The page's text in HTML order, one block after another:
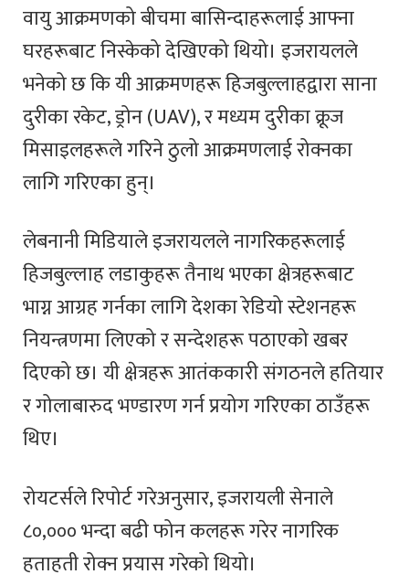
वायु आक्रमणको बीचमा बासिन्दाहरूलाई आफ्ना
घरहरूबाट निस्केको देखिएको थियो। इजरायलले
भनेको छ कि यी आक्रमणहरू हिजबुल्लाहद्वारा साना
दुरीका रकेट, ड्रोन (UAV), र मध्यम दुरीका क्रूज
मिसाइलहरूले गरिने ठुलो आक्रमणलाई रोक्नका
लागि गरिएका हुन्।
लेबनानी मिडियाले इजरायलले नागरिकहरूलाई
हिजबुल्लाह लडाकुहरू तैनाथ भएका क्षेत्रहरूबाट
भाग्न आग्रह गर्नका लागि देशका रेडियो स्टेशनहरू
नियन्त्रणमा लिएको र सन्देशहरू पठाएको खबर
दिएको छ। यी क्षेत्रहरू आतंककारी संगठनले हतियार
र गोलाबारुद भण्डारण गर्न प्रयोग गरिएका ठाउँहरू
थिए।
रोयटर्सले रिपोर्ट गरेअनुसार, इजरायली सेनाले
८०,००० भन्दा बढी फोन कलहरू गरेर नागरिक
हताहती रोक्न प्रयास गरेको थियो।